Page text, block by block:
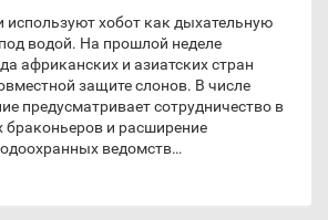
используют хобот как дыхательную
водой. На прошлой неделе
африканских и азиатских стран
защите слонов. В числе
предусматривает сотрудничество в
браконьеров и расширение
ведомств…